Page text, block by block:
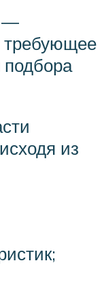
—
требующее
подбора
из